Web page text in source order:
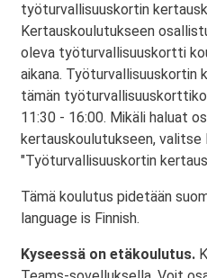
työturvallisuuskortin
Kertauskoulutukseen
oleva työturvallisuuskortti
aikana. Työturvallisuuskortin
tämän
11:30 - 16:00. Mikäli haluat
kertauskoulutukseen, valitse
"Työturvallisuuskortin
Tämä koulutus pidetään
language is Finnish.
Kyseessä on etäkoulutus.